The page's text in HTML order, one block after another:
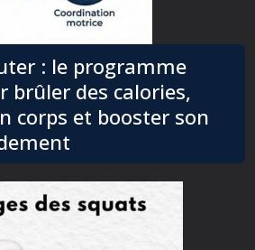
: le programme
brûler des calories,
corps et booster son